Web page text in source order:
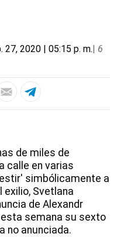
27, 2020 | 05:15 p. m.| 6
de miles de
calle en varias
simbólicamente a
exilio, Svetlana
de Alexandr
semana su sexto
no anunciada.